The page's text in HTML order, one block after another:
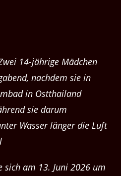
14-jährige Mädchen
nachdem sie in
in Ostthailand
sie darum
Wasser länger die Luft
sich am 13. Juni 2026 um